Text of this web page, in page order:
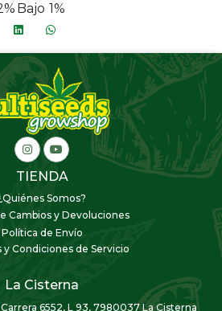
Bajo 1%
TIENDA
Somos?
Cambios y Devoluciones
Política de Envío
y Condiciones de Servicio
La Cisterna
6552, L 93, 7980037 La Cisterna